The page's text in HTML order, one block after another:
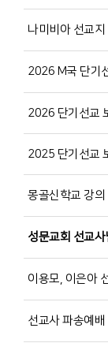
나미비아 선교지
2026 M국 단기
2026 단기선교
2025 단기선교
몽골신학교 강
성문교회 선교
이용모, 이은아
선교사 파송예